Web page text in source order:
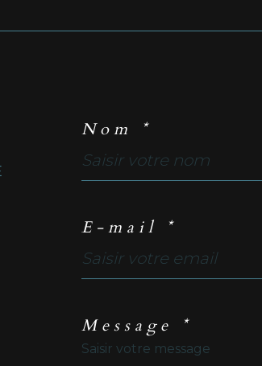
Nom *
E-mail *
Message *